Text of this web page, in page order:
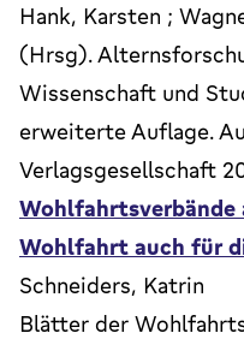
Hank, Karsten ;
(Hrsg).
Wissenschaft und
erweiterte Auflage.
Verlagsgesellschaft
Wohlfahrtsverbände
Wohlfahrt auch für
Schneiders, Katrin
Blätter der